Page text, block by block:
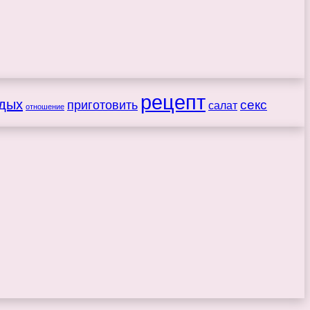
отношение приготовить рецепт салат секс